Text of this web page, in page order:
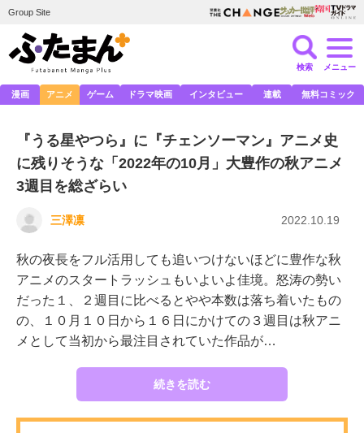
Group Site
検索 メニュー
漫画 アニメ ゲーム ドラマ映画 インタビュー 連載 無料コミック
『うる星やつら』に『チェンソーマン』アニメ史
に残りそうな「2022年の10月」大豊作の秋アニメ
3週目を総ざらい
三澤凛 2022.10.19
秋の夜長をフル活用しても追いつけないほどに豊作な秋
アニメのスタートラッシュもいよいよ佳境。怒涛の勢い
だった１、２週目に比べるとやや本数は落ち着いたもの
の、１０月１０日から１６日にかけての３週目は秋アニ
メとして当初から最注目されていた作品が…
続きを読む